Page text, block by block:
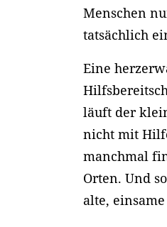
Menschen
tatsächlich
Eine
läuft der
nicht mit
manchmal
Orten. Und
alte,